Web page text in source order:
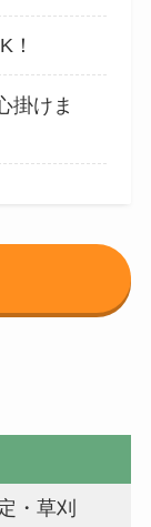
！
掛けま
・草刈